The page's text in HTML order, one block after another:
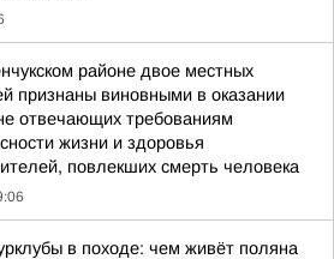
районе двое местных
признаны виновными в оказании
отвечающих требованиям
жизни и здоровья
повлекших смерть человека
в походе: чем живёт поляна